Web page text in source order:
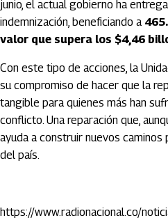
junio, el actual gobierno ha
indemnización, beneficiando a
valor que supera los $4,46
Con este tipo de acciones, la
su compromiso de hacer que la
tangible para quienes más han
conflicto. Una reparación que,
ayuda a construir nuevos
del país.
https://www.radionacional.co/